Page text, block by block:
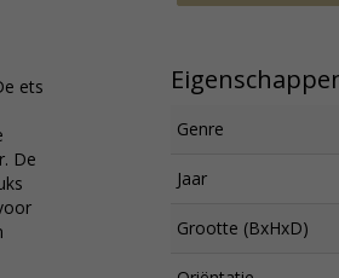
ets
De
Genre
Jaar
Grootte (BxHxD)